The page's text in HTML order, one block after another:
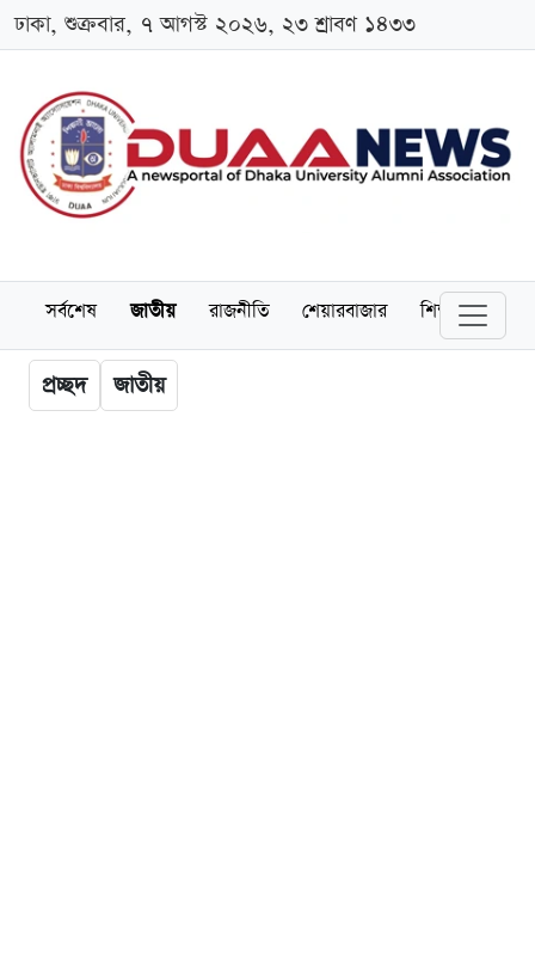
ঢাকা, শুক্রবার, ৭ আগস্ট ২০২৬, ২৩ শ্রাবণ ১৪৩৩
সর্বশেষ জাতীয় রাজনীতি শেয়ারবাজার শিক্ষা
প্রচ্ছদ জাতীয়